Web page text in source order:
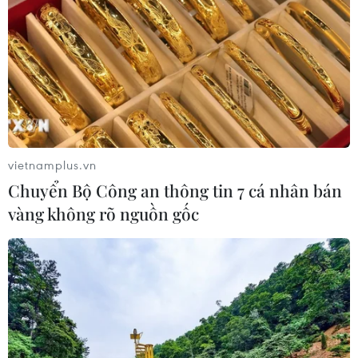
Khu vực Bắc Bộ có mưa vài nơi, vùng núi
tiếp tục rét đậm
14/02/2022 23:21
Trong ngày 15/2, Bắc Bộ có mưa vài nơi, trời rét, vùng
vietnamplus.vn
Chuyển Bộ Công an thông tin 7 cá nhân bán
vàng không rõ nguồn gốc